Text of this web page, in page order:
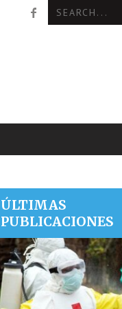
ÚLTIMAS
PUBLICACIONES